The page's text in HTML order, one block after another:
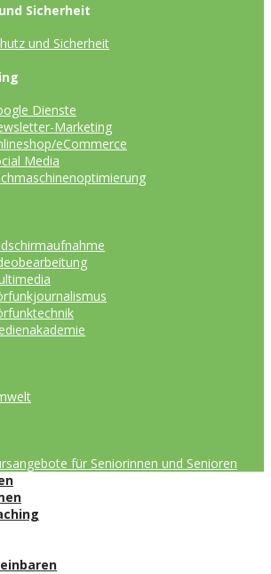
Sicherheit
und Sicherheit
Dienste
Marketing
eCommerce
Media
für Seniorinnen und Senioren